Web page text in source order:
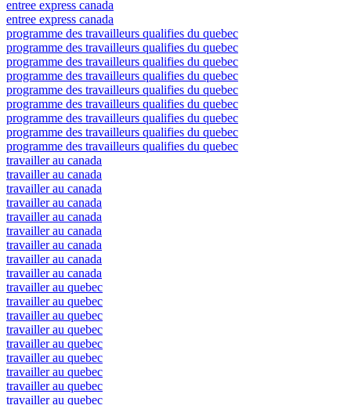
entree express canada
entree express canada
programme des travailleurs qualifies du quebec
programme des travailleurs qualifies du quebec
programme des travailleurs qualifies du quebec
programme des travailleurs qualifies du quebec
programme des travailleurs qualifies du quebec
programme des travailleurs qualifies du quebec
programme des travailleurs qualifies du quebec
programme des travailleurs qualifies du quebec
programme des travailleurs qualifies du quebec
travailler au canada
travailler au canada
travailler au canada
travailler au canada
travailler au canada
travailler au canada
travailler au canada
travailler au canada
travailler au canada
travailler au quebec
travailler au quebec
travailler au quebec
travailler au quebec
travailler au quebec
travailler au quebec
travailler au quebec
travailler au quebec
travailler au quebec